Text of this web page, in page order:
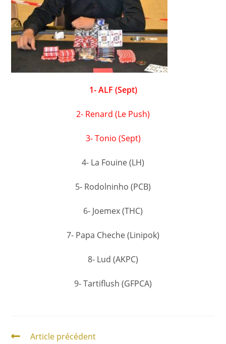
1- ALF (Sept)
2- Renard (Le Push)
3- Tonio (Sept)
4- La Fouine (LH)
5- Rodolninho (PCB)
6- Joemex (THC)
7- Papa Cheche (Linipok)
8- Lud (AKPC)
9- Tartiflush (GFPCA)
Article précédent